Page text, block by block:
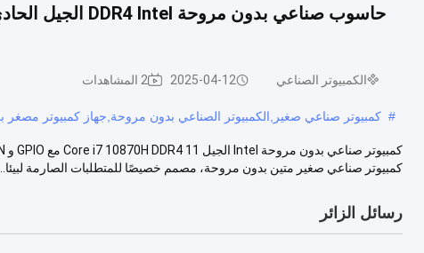
الكمبيوتر الصناعي 2025-04-12 2 المشاهدات
# كمبيوتر صناعي صغير,الكمبيوتر الصناعي بدون مروحة,جهاز كمبيوتر مصغر
كمبيوتر صناعي صغير متين بدون مروحة، مصمم خصيصًا للمتطلبات الصارمة لبيئا...
رسائل الزائر